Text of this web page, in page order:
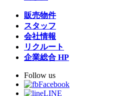
販売物件
スタッフ
会社情報
リクルート
企業総合 HP
Follow us
Facebook
LINE